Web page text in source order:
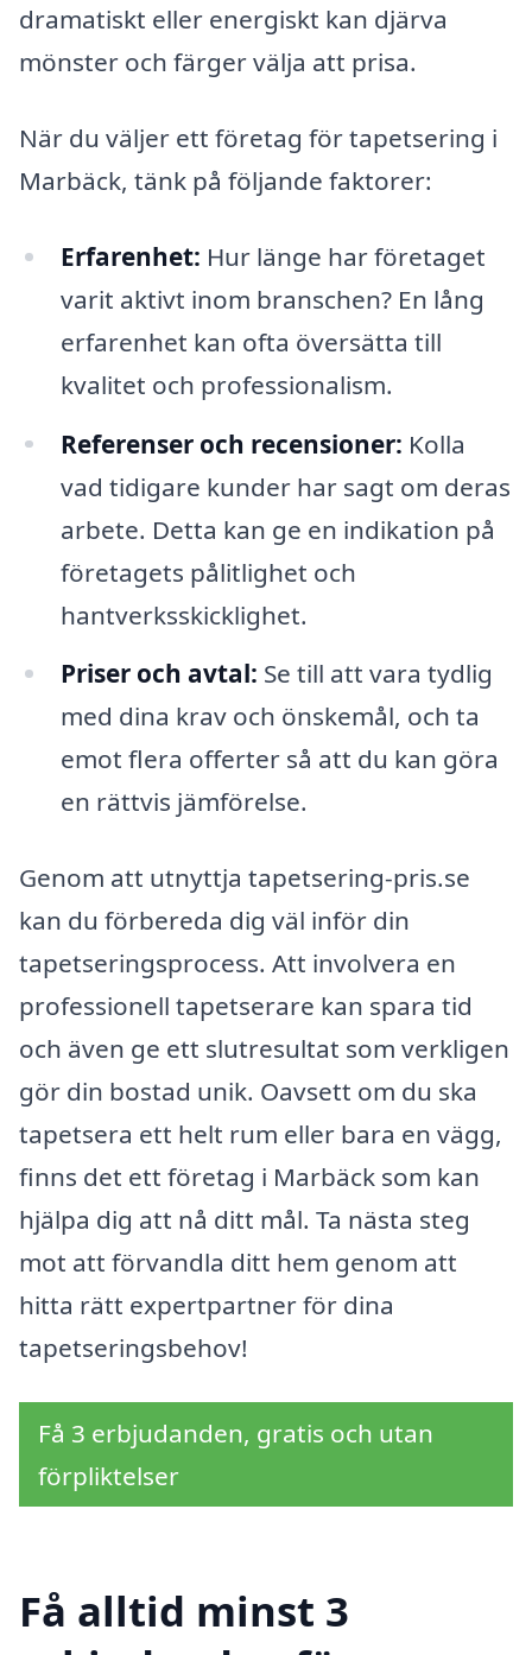
dramatiskt eller energiskt kan djärva
mönster och färger välja att prisa.
När du väljer ett företag för tapetsering i
Marbäck, tänk på följande faktorer:
Erfarenhet: Hur länge har företaget
varit aktivt inom branschen? En lång
erfarenhet kan ofta översätta till
kvalitet och professionalism.
Referenser och recensioner: Kolla
vad tidigare kunder har sagt om deras
arbete. Detta kan ge en indikation på
företagets pålitlighet och
hantverksskicklighet.
Priser och avtal: Se till att vara tydlig
med dina krav och önskemål, och ta
emot flera offerter så att du kan göra
en rättvis jämförelse.
Genom att utnyttja tapetsering-pris.se
kan du förbereda dig väl inför din
tapetseringsprocess. Att involvera en
professionell tapetserare kan spara tid
och även ge ett slutresultat som verkligen
gör din bostad unik. Oavsett om du ska
tapetsera ett helt rum eller bara en vägg,
finns det ett företag i Marbäck som kan
hjälpa dig att nå ditt mål. Ta nästa steg
mot att förvandla ditt hem genom att
hitta rätt expertpartner för dina
tapetseringsbehov!
Få 3 erbjudanden, gratis och utan
förpliktelser
Få alltid minst 3